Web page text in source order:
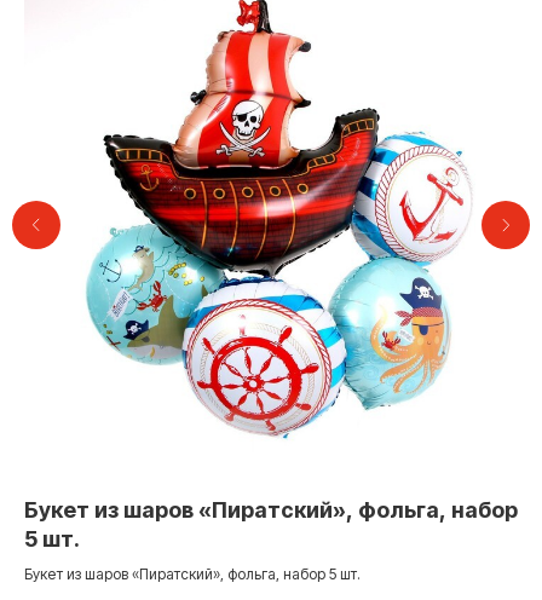
Букет из шаров «Пиратский», фольга, набор
5 шт.
Букет из шаров «Пиратский», фольга, набор 5 шт.
Контакты
+7 (495) 005-03-13